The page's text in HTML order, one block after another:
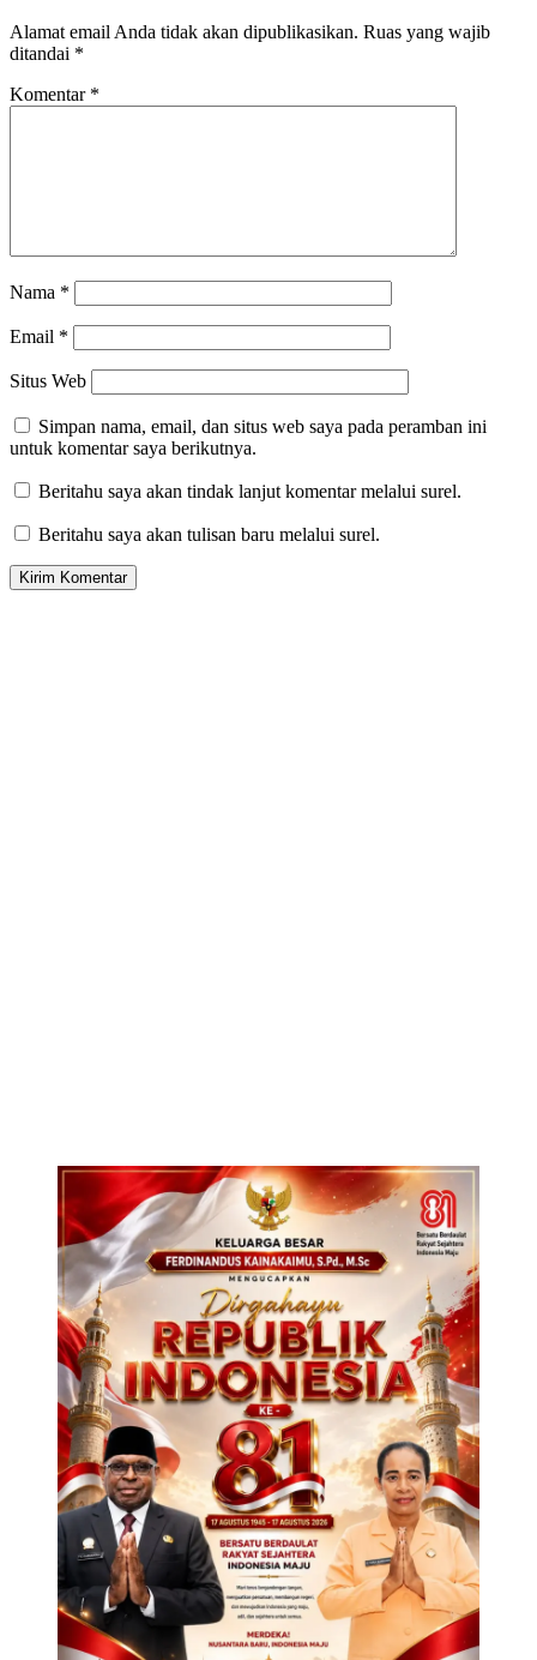
Alamat email Anda tidak akan dipublikasikan. Ruas yang wajib
ditandai *
Komentar *
Nama *
Email *
Situs Web
Simpan nama, email, dan situs web saya pada peramban ini
untuk komentar saya berikutnya.
Beritahu saya akan tindak lanjut komentar melalui surel.
Beritahu saya akan tulisan baru melalui surel.